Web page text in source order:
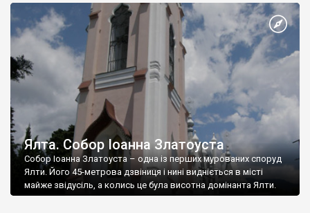
Ялта. Собор Іоанна Златоуста
Собор Іоанна Златоуста – одна із перших мурованих споруд
Ялти. Його 45-метрова дзвіниця і нині видніється в місті
майже звідусіль, а колись це була висотна домінанта Ялти.